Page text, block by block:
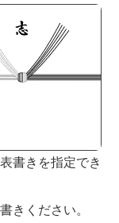
書きを指定でき
きください。